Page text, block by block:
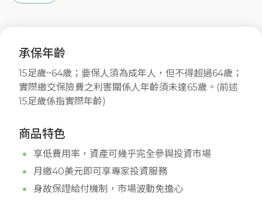
承保年齡
15足歲~64歲；要保人須為成年人，但不得超過64歲；
實際繳交保險費之利害關係人年齡須未達65歲。(前述
15足歲係指實際年齡)
商品特色
享低費用率，資產可幾乎完全參與投資市場
月繳40美元即可享專家投資服務
身故保證給付機制，市場波動免擔心